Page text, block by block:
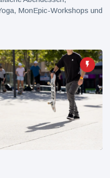
MonEpic-Workshops und